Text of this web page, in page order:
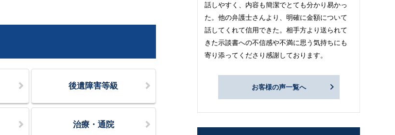
後遺障害等級
治療・通院
話しやすく、内容も簡潔でとても分かり易かっ
た。他の弁護士さんより、明確に金額について
話してくれて信用できた。相手方より送られて
きた示談書への不信感や不満に思う気持ちにも
寄り添ってくださり感謝しております。
お客様の声一覧へ